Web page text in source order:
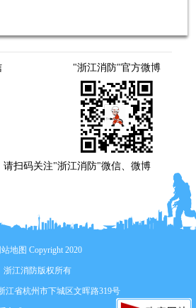
"浙江消防"官方微博
请扫码关注"浙江消防"微信、微博
站地图 Copyright 2020
浙江消防版权所有
江省杭州市下城区文晖路319号